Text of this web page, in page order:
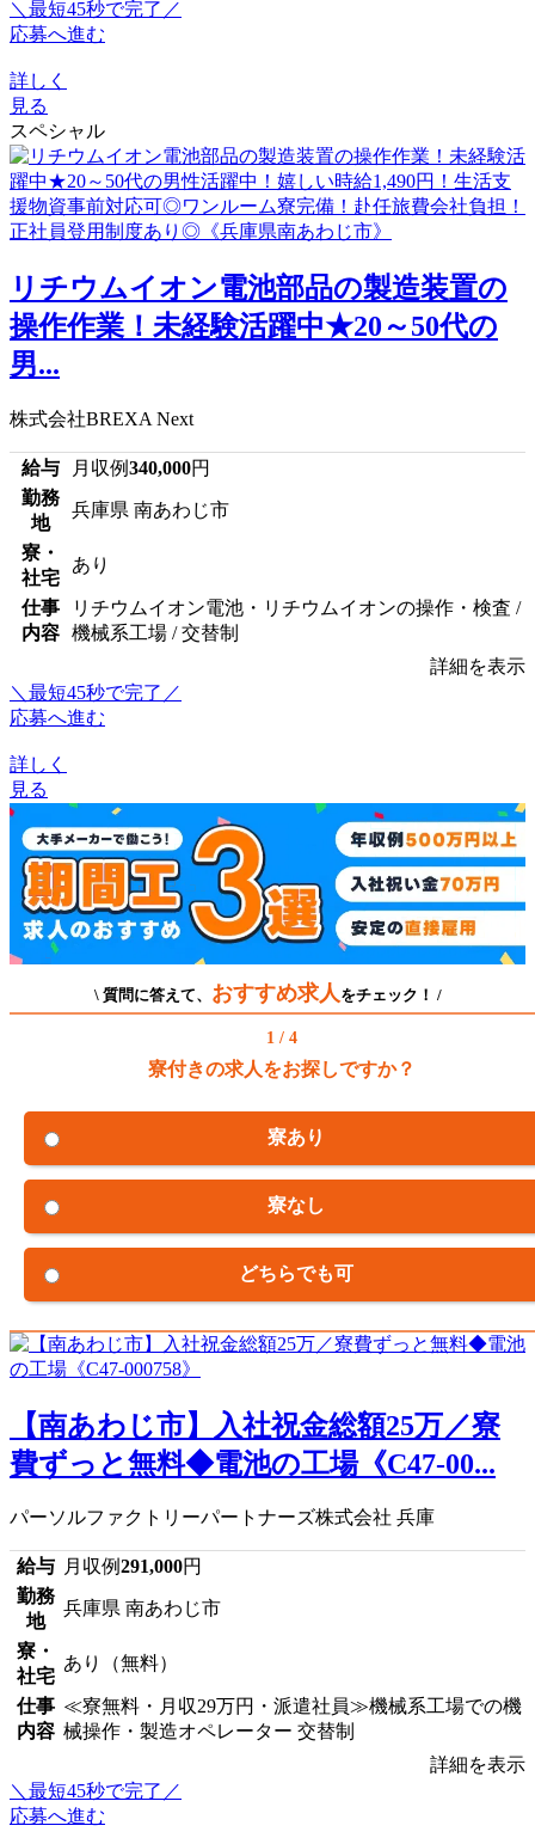
＼最短45秒で完了／
応募へ進む
詳しく
見る
スペシャル
リチウムイオン電池部品の製造装置の
操作作業！未経験活躍中★20～50代の
男...
株式会社BREXA Next
給与 月収例340,000円
勤務
地
兵庫県 南あわじ市
寮・
社宅
あり
仕事
内容
リチウムイオン電池・リチウムイオンの操作・検査 /
機械系工場 / 交替制
詳細を表示
＼最短45秒で完了／
応募へ進む
詳しく
見る
\ 質問に答えて、 おすすめ求人 をチェック！ /
1 / 4
寮付きの求人をお探しですか？
寮あり
寮なし
どちらでも可
【南あわじ市】入社祝金総額25万／寮
費ずっと無料◆電池の工場《C47-00...
パーソルファクトリーパートナーズ株式会社 兵庫
給与 月収例291,000円
勤務
地
兵庫県 南あわじ市
寮・
社宅
あり（無料）
仕事
内容
≪寮無料・月収29万円・派遣社員≫機械系工場での機
械操作・製造オペレーター 交替制
詳細を表示
＼最短45秒で完了／
応募へ進む